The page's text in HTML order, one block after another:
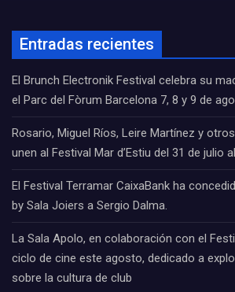
Entradas recientes
El Brunch Electronik Festival celebra su
el Parc del Fòrum Barcelona 7, 8 y 9 de
Rosario, Miguel Ríos, Leire Martínez y
unen al Festival Mar d’Estiu del 31 de julio
El Festival Terramar CaixaBank ha
by Sala Joiers a Sergio Dalma.
La Sala Apolo, en colaboración con el
ciclo de cine este agosto, dedicado a
sobre la cultura de club